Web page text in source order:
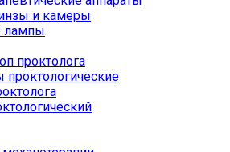
и камеры
проктолога